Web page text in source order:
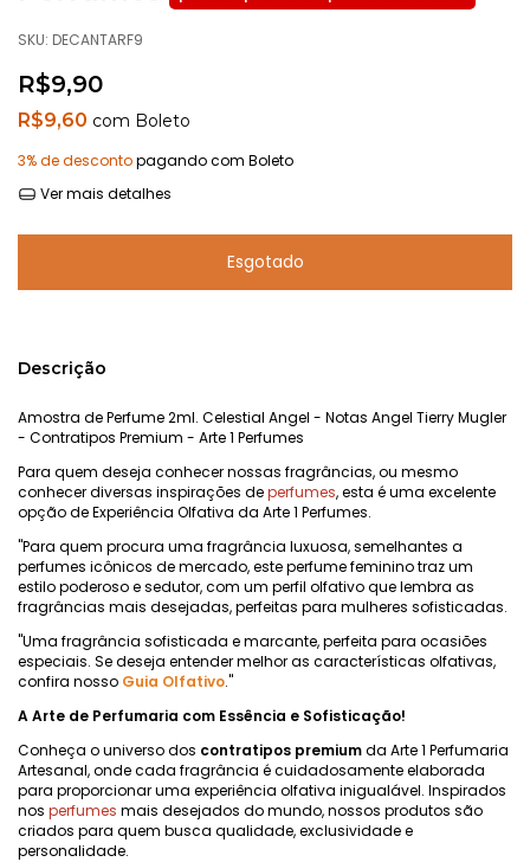
SKU: DECANTARF9
R$9,90
R$9,60 com Boleto
3% de descontopagando com Boleto
Ver mais detalhes
Descrição
Amostra de Perfume 2ml. Celestial Angel - Notas Angel Tierry Mugler
- Contratipos Premium - Arte 1 Perfumes
Para quem deseja conhecer nossas fragrâncias, ou mesmo
conhecer diversas inspirações deperfumes, esta é uma excelente
opção de Experiência Olfativa da Arte 1 Perfumes.
"Para quem procura uma fragrância luxuosa, semelhantes a
perfumes icônicos de mercado, este perfume feminino traz um
estilo poderoso e sedutor, com um perfil olfativo que lembra as
fragrâncias mais desejadas, perfeitas para mulheres sofisticadas.
"Uma fragrância sofisticada e marcante, perfeita para ocasiões
especiais. Se deseja entender melhor as características olfativas,
confira nosso Guia Olfativo."
A Arte de Perfumaria com Essência e Sofisticação!
Conheça o universo dos contratipos premiumda Arte 1 Perfumaria
Artesanal, onde cada fragrância é cuidadosamente elaborada
para proporcionar uma experiência olfativa inigualável. Inspirados
nos perfumes mais desejados do mundo, nossos produtos são
criados para quem busca qualidade, exclusividade e
personalidade.